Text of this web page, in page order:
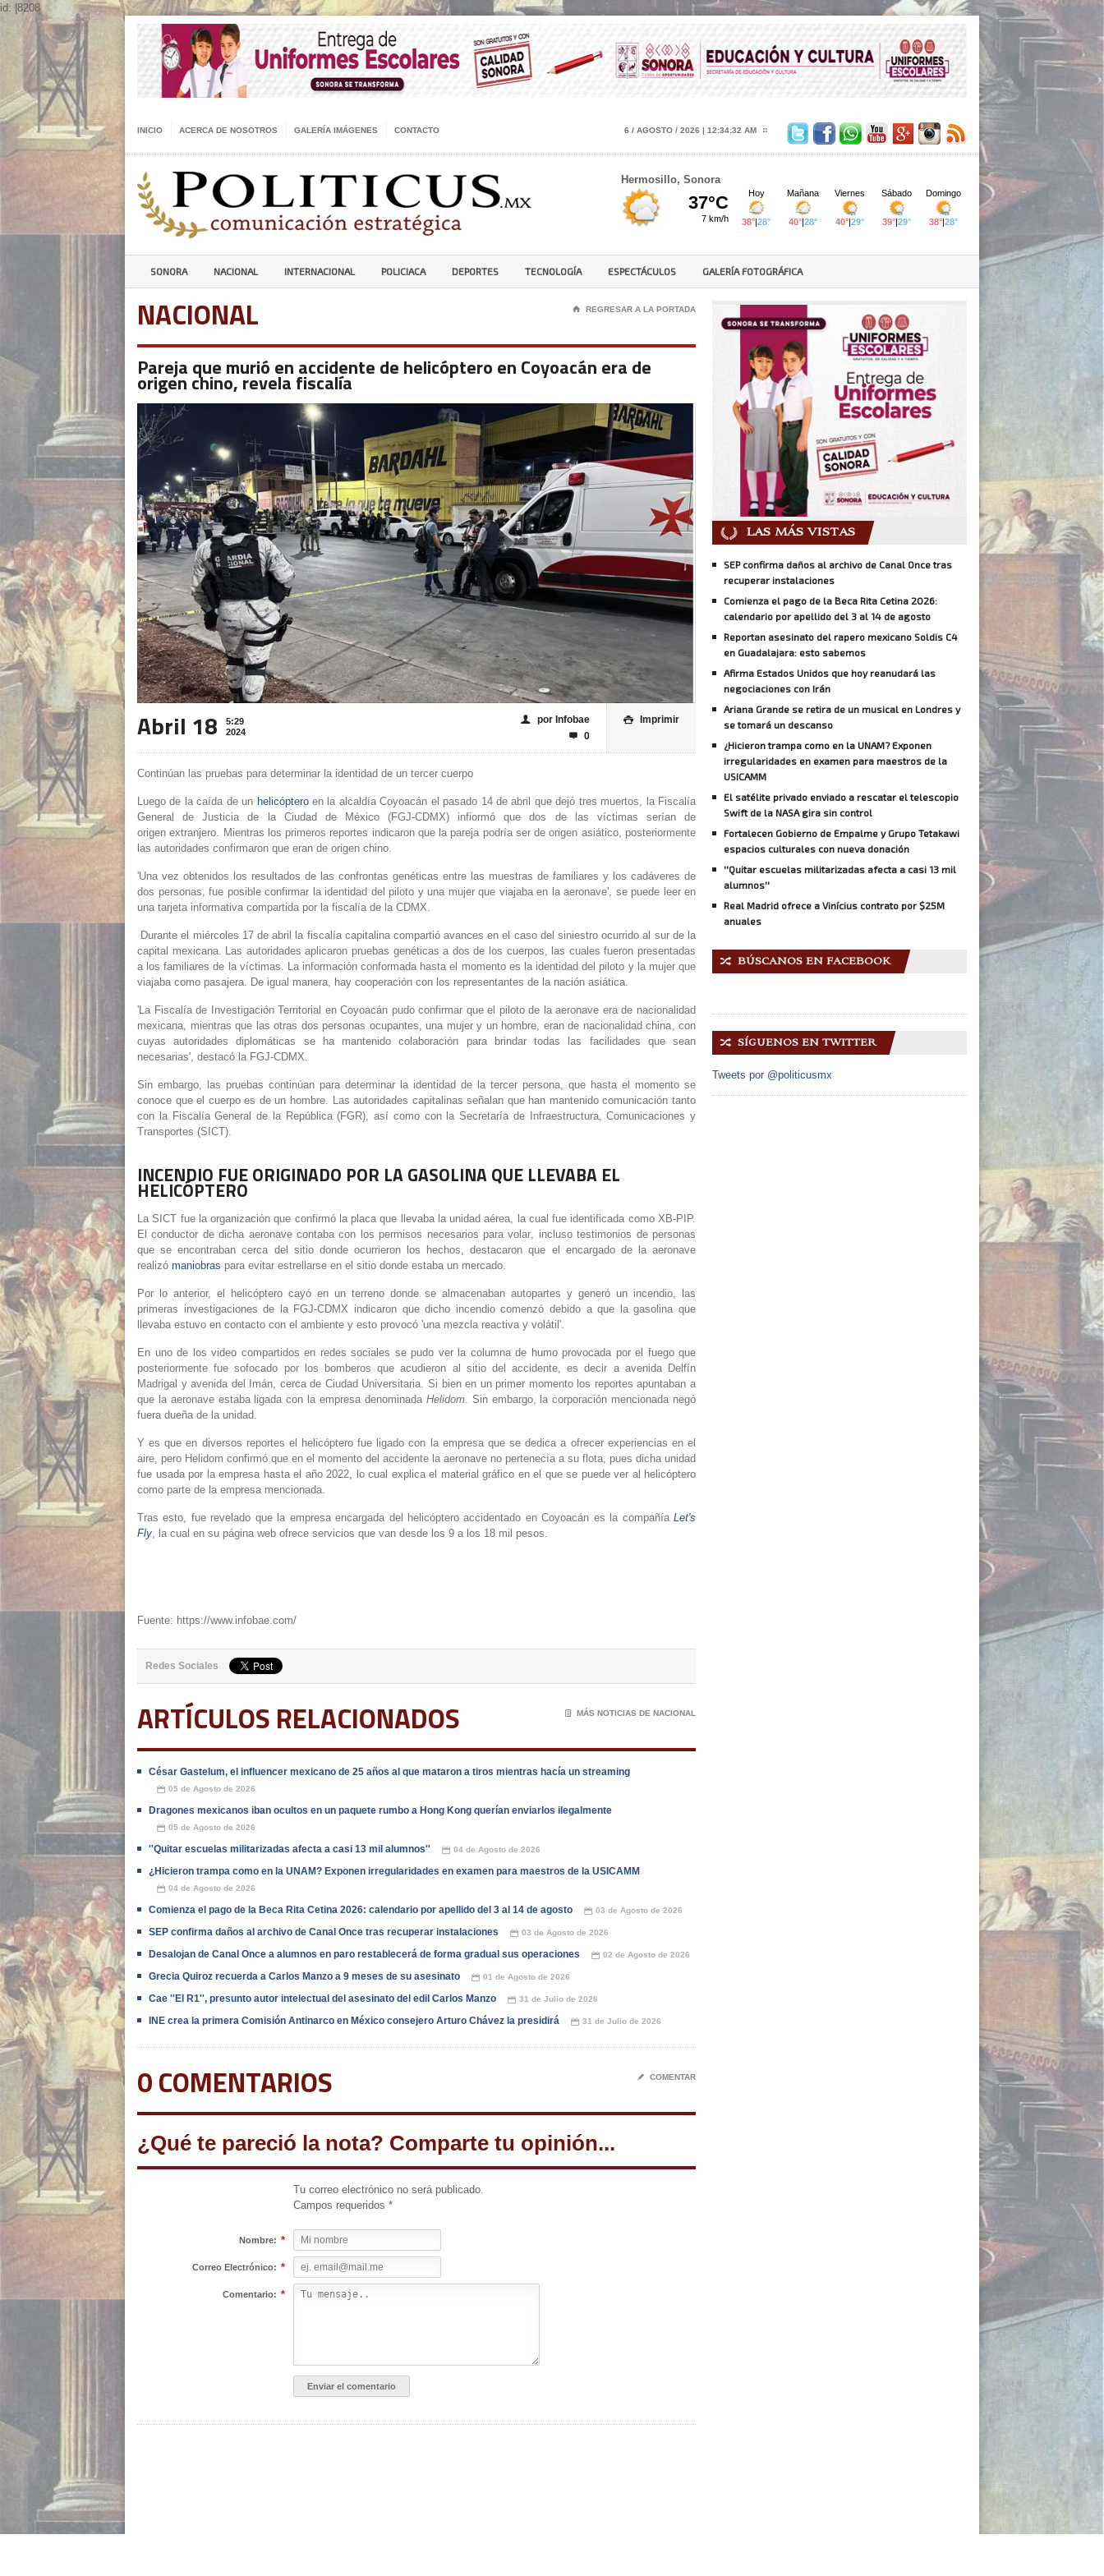
id: |8208
INICIO ACERCA DE NOSOTROS GALERÍA IMÁGENES CONTACTO 6 / AGOSTO / 2026 | 12:34:34 AM
Hermosillo, Sonora
SONORA NACIONAL INTERNACIONAL POLICIACA DEPORTES TECNOLOGÍA ESPECTÁCULOS GALERÍA FOTOGRÁFICA
NACIONAL ⌂ REGRESAR A LA PORTADA
Pareja que murió en accidente de helicóptero en Coyoacán era de
origen chino, revela fiscalía
Abril 18
5:29
2024
 Imprimir
👤 por Infobae
 0
Continúan las pruebas para determinar la identidad de un tercer cuerpo
Luego de la caída de un helicópteroen la alcaldía Coyoacán el pasado 14 de abril que dejó tres muertos, la Fiscalía
General de Justicia de la Ciudad de México (FGJ-CDMX) infiormó que dos de las víctimas serían de
origenextranjero. Mientras los primeros reportes indicaron que la pareja podría ser de origen asiático, posteriormente
las autoridades confirmaron que eran de origen chino.
'Una vez obtenidos los resultados de las confrontas genéticas entre las muestras de familiares y los cadáveres de
dos personas, fue posibleconfirmar la identidad del piloto y una mujer que viajaba en la aeronave', se puede leer en
una tarjeta informativa compartida por la fiscalía de la CDMX.
Durante el miércoles 17 de abril la fiscalía capitalina compartió avances en el caso del siniestro ocurrido al sur de la
capital mexicana. Las autoridades aplicaron pruebas genéticasa dos de los cuerpos, las cuales fueron presentadas
a los familiares de la víctimas. La información conformada hasta el momento es la identidad del piloto y la mujer que
viajaba como pasajera. De igual manera, hay cooperación con los representantes de la nación asiática.
'La Fiscalía de Investigación Territorial en Coyoacán pudo confirmar queel piloto de la aeronave era de nacionalidad
mexicana, mientras que las otras dos personas ocupantes, una mujer y un hombre, eran de nacionalidad china, con
cuyas autoridades diplomáticas se ha mantenido colaboración para brindar todas las facilidades que sean
necesarias', destacó la FGJ-CDMX.
Sin embargo, las pruebas continúan para determinar la identidad de latercer persona, que hasta el momento se
conoce que el cuerpo es de un hombre. Las autoridades capitalinas señalan que han mantenido comunicación tanto
con la Fiscalía General de la República (FGR), así como con la Secretaría de Infraestructura, Comunicaciones y
Transportes (SICT).
INCENDIO FUE ORIGINADO POR LA GASOLINA QUE LLEVABA EL
HELICÓPTERO
La SICT fue la organización que confirmó la placa que llevaba la unidad aérea, la cual fue identificada como XB-PIP.
El conductor de dicha aeronavecontaba con los permisos necesarios para volar, incluso testimonios de personas
que se encontraban cerca del sitio donde ocurrieron los hechos, destacaron que el encargado de la aeronave
realizó maniobras para evitar estrellarse en el sitio donde estaba un mercado.
Por lo anterior, el helicóptero cayó en un terreno donde se almacenaban autopartes y generó un incendio, las
primeras investigaciones de la FGJ-CDMX indicaron que dicho incendio comenzó debido a que la gasolina que
llevaba estuvo en contacto con el ambiente y esto provocó 'una mezcla reactiva y volátil'.
En uno de los video compartidos en redes sociales se pudo ver la columna de humo provocada por el fuego que
posteriormente fue sofocado por los bomberos que acudieron al sitio del accidente, es decir a avenida Delfín
Madrigal y avenida del Imán, cerca de Ciudad Universitaria. Si bien en un primer momento los reportes apuntaban a
que la aeronave estaba ligada con la empresa denominada Helidom. Sin embargo, la corporación mencionada negó
fuera dueña de la unidad.
Y es que en diversos reportes el helicóptero fue ligado con la empresa que se dedica a ofrecer experiencias en el
aire, pero Helidom confirmó que en el momento del accidente la aeronave no pertenecía a su flota, pues dicha unidad
fue usada por la empresa hasta el año 2022, lo cual explica el material gráfico en el que se puede ver al helicóptero
como parte de la empresa mencionada.
Tras esto, fue revelado que la empresa encargada del helicóptero accidentado en Coyoacán es la compañía Let's
Fly, la cual en su página web ofrece servicios que van desde los 9 a los 18 mil pesos.
Fuente: https://www.infobae.com/
Redes Sociales
ARTÍCULOS RELACIONADOS 📄 MÁS NOTICIAS DE NACIONAL
César Gastelum, el influencer mexicano de 25 años al que mataron a tiros mientras hacía un streaming
📅 05 de Agosto de 2026
Dragones mexicanos iban ocultos en un paquete rumbo a Hong Kong querían enviarlos ilegalmente
📅 05 de Agosto de 2026
''Quitar escuelas militarizadas afecta a casi 13 mil alumnos'' 📅 04 de Agosto de 2026
¿Hicieron trampa como en la UNAM? Exponen irregularidades en examen para maestros de la USICAMM
📅 04 de Agosto de 2026
Comienza el pago de la Beca Rita Cetina 2026: calendario por apellido del 3 al 14 de agosto 📅 03 de Agosto de 2026
SEP confirma daños al archivo de Canal Once tras recuperar instalaciones 📅 03 de Agosto de 2026
Desalojan de Canal Once a alumnos en paro restablecerá de forma gradual sus operaciones 📅 02 de Agosto de 2026
Grecia Quiroz recuerda a Carlos Manzo a 9 meses de su asesinato 📅 01 de Agosto de 2026
Cae ''El R1'', presunto autor intelectual del asesinato del edil Carlos Manzo 📅 31 de Julio de 2026
INE crea la primera Comisión Antinarco en México consejero Arturo Chávez la presidirá 📅 31 de Julio de 2026
0 COMENTARIOS ✎ COMENTAR
¿Qué te pareció la nota? Comparte tu opinión...
Tu correo electrónico no será publicado.
Campos requeridos *
Nombre: *
Correo Electrónico: *
Comentario: *
LAS MÁS VISTAS
SEP confirma daños al archivo de Canal Once tras
recuperar instalaciones
Comienza el pago de la Beca Rita Cetina 2026:
calendario por apellido del 3 al 14 de agosto
Reportan asesinato del rapero mexicano Soldis C4
en Guadalajara: esto sabemos
Afirma Estados Unidos que hoy reanudará las
negociaciones con Irán
Ariana Grande se retira de un musical en Londres y
se tomará un descanso
¿Hicieron trampa como en la UNAM? Exponen
irregularidades en examen para maestros de la
USICAMM
El satélite privado enviado a rescatar el telescopio
Swift de la NASA gira sin control
Fortalecen Gobierno de Empalme y Grupo Tetakawi
espacios culturales con nueva donación
''Quitar escuelas militarizadas afecta a casi 13 mil
alumnos''
Real Madrid ofrece a Vinícius contrato por $25M
anuales
🔀 BÚSCANOS EN FACEBOOK
🔀 SÍGUENOS EN TWITTER
Tweets por @politicusmx